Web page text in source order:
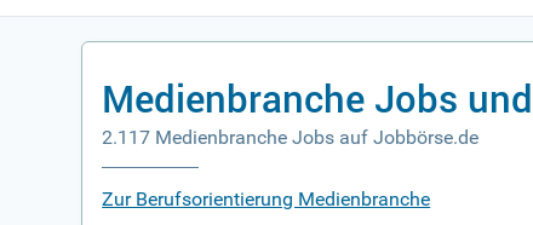
Medienbranche Jobs
2.117 Medienbranche Jobs auf Jobbörse.de
Zur Berufsorientierung Medienbranche